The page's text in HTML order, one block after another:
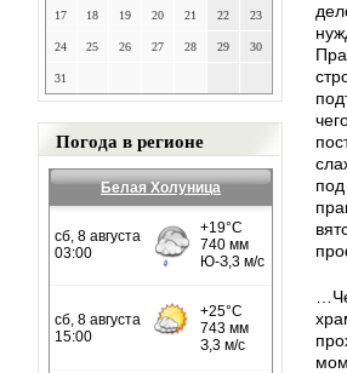
17 18 19 20 21 22 23
24 25 26 27 28 29 30
31
Погода в регионе
Белая Холуница